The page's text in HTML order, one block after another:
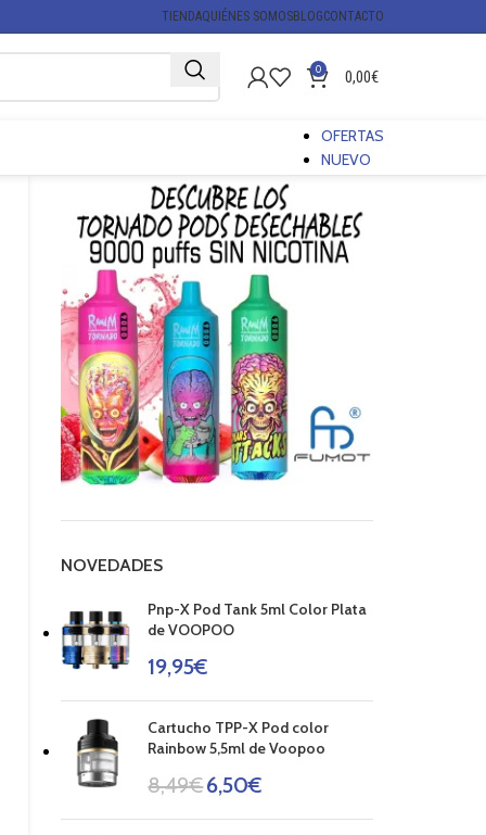
TIENDAQUIÉNES SOMOSBLOGCONTACTO
0 0,00€
OFERTAS
NUEVO
NOVEDADES
Pnp-X Pod Tank 5ml Color Plata
de VOOPOO
19,95€
Cartucho TPP-X Pod color
Rainbow 5,5ml de Voopoo
8,49€6,50€